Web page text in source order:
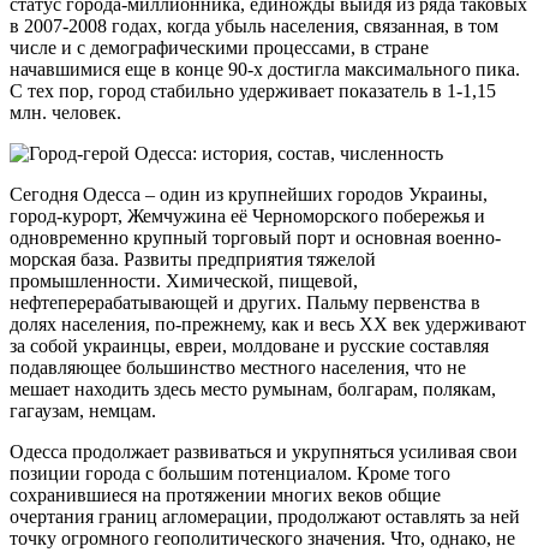
в 2007-2008 годах, когда убыль населения, связанная, в том
числе и с демографическими процессами, в стране
начавшимися еще в конце 90-х достигла максимального пика.
С тех пор, город стабильно удерживает показатель в 1-1,15
млн. человек.
Сегодня Одесса – один из крупнейших городов Украины,
город-курорт, Жемчужина её Черноморского побережья и
одновременно крупный торговый порт и основная военно-
морская база. Развиты предприятия тяжелой
промышленности. Химической, пищевой,
нефтеперерабатывающей и других. Пальму первенства в
долях населения, по-прежнему, как и весь XX век удерживают
за собой украинцы, евреи, молдоване и русские составляя
подавляющее большинство местного населения, что не
мешает находить здесь место румынам, болгарам, полякам,
гагаузам, немцам.
Одесса продолжает развиваться и укрупняться усиливая свои
позиции города с большим потенциалом. Кроме того
сохранившиеся на протяжении многих веков общие
очертания границ агломерации, продолжают оставлять за ней
точку огромного геополитического значения. Что, однако, не